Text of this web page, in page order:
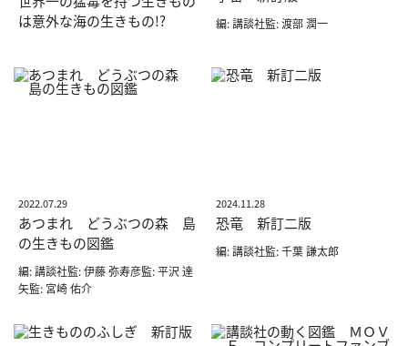
は意外な海の生きもの!?
編: 講談社監: 渡部 潤一
2022.07.29
あつまれ どうぶつの森 島
の生きもの図鑑
編: 講談社監: 伊藤 弥寿彦監: 平沢 達
矢監: 宮崎 佑介
2024.11.28
恐竜 新訂二版
編: 講談社監: 千葉 謙太郎